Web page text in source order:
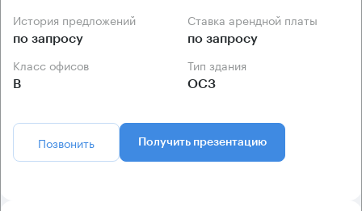
История предложений
по запросу
Ставка арендной платы
по запросу
Класс офисов
B
Тип здания
ОСЗ
Позвонить Получить презентацию